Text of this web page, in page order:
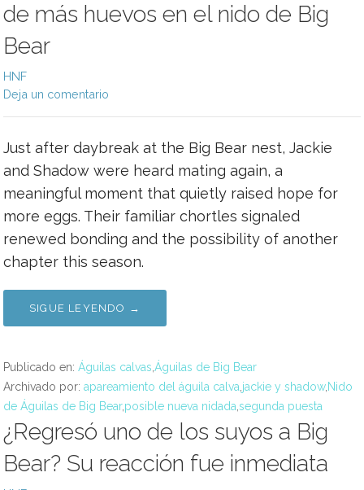
de más huevos en el nido de Big
Bear
HNF
Deja un comentario
Just after daybreak at the Big Bear nest, Jackie
and Shadow were heard mating again, a
meaningful moment that quietly raised hope for
more eggs. Their familiar chortles signaled
renewed bonding and the possibility of another
chapter this season.
SIGUE LEYENDO →
Publicado en: Águilas calvas Águilas de Big Bear
Archivado por: apareamiento del águila calva jackie y shadow, Nido
de Águilas de Big Bear,posible nueva nidada segunda puesta
¿Regresó uno de los suyos a Big
Bear? Su reacción fue inmediata